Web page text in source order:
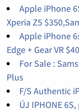
Apple iPhone
Xperia Z5
Apple iPhone
Edge + Gear VR
For Sale :
Plus
F/S Authentic
ÚJ IPHONE